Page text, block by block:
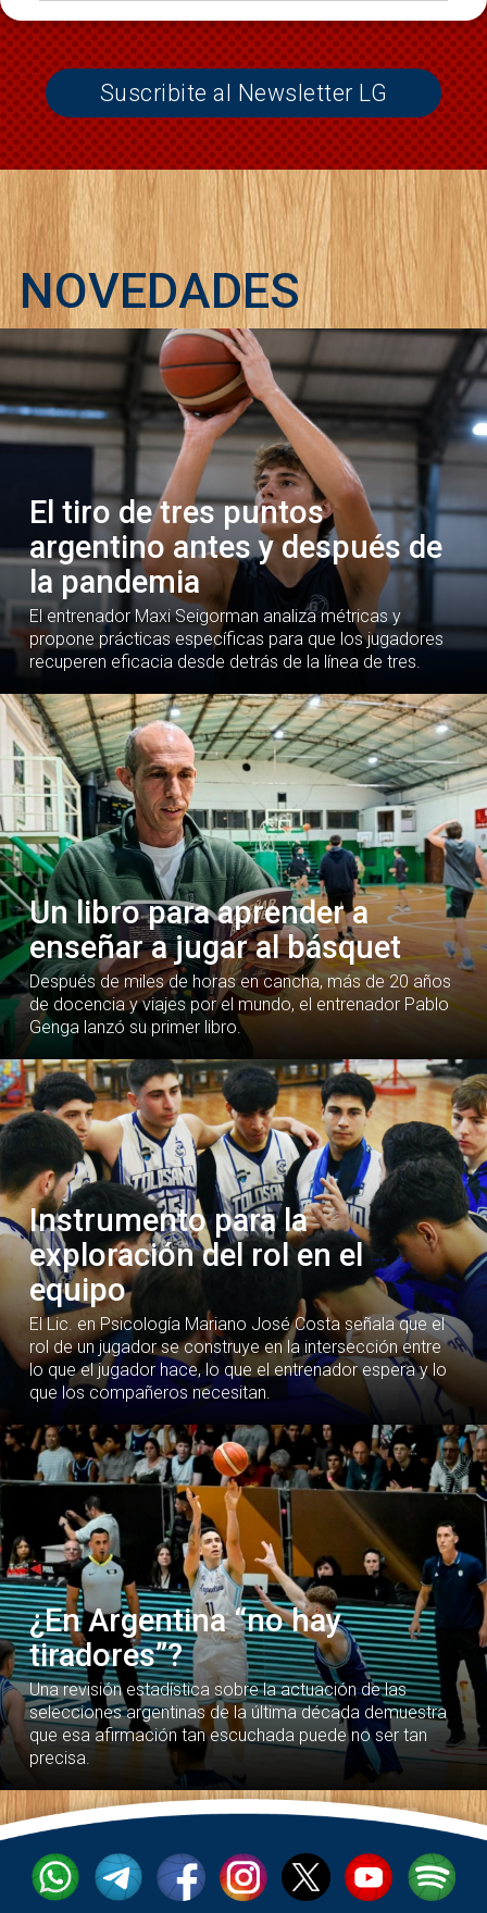
Suscribite al Newsletter LG
NOVEDADES
El tiro de tres puntos
argentino antes y después de
la pandemia
El entrenador Maxi Seigorman analiza métricas y
propone prácticas específicas para que los jugadores
recuperen eficacia desde detrás de la línea de tres.
Un libro para aprender a
enseñar a jugar al básquet
Después de miles de horas en cancha, más de 20 años
de docencia y viajes por el mundo, el entrenador Pablo
Genga lanzó su primer libro.
Instrumento para la
exploración del rol en el
equipo
El Lic. en Psicología Mariano José Costa señala que el
rol de un jugador se construye en la intersección entre
lo que el jugador hace, lo que el entrenador espera y lo
que los compañeros necesitan.
¿En Argentina “no hay
tiradores”?
Una revisión estadística sobre la actuación de las
selecciones argentinas de la última década demuestra
que esa afirmación tan escuchada puede no ser tan
precisa.